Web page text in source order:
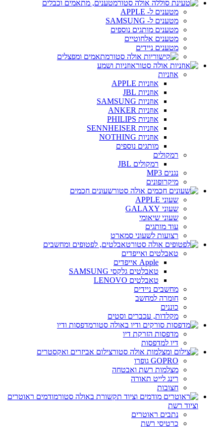
מטענים, מתאמים וכבלים
מטענים ל- APPLE
מטענים ל- SAMSUNG
מטענים מותגים נוספים
מטענים אלחוטיים
מטענים ניידים
מתאמים ומפצלים
אוזניות ושמע
אוזניות
אוזניות APPLE
אוזניות JBL
אוזניות SAMSUNG
אוזניות ANKER
אוזניות PHILIPS
אוזניות SENNHEISER
אוזניות NOTHING
מותגים נוספים
רמקולים
רמקולים JBL
נגנים MP3
מיקרופונים
שעונים חכמים
שעוני APPLE
שעוני GALAXY
שעוני שיאומי
עוד מותגים
רצועות לשעוני סמארט
טאבלטים, לפטופים ומחשבים
טאבלטים ואייפדים
Apple אייפדים
טאבלטים גלקסי SAMSUNG
טאבלטים LENOVO
מחשבים ניידים
חומרה למחשב
כוננים
מקלדות, עכברים וסטים
מדפסות ודיו
מדפסות הזרקת דיו
דיו למדפסות
צילום אביזרים ואקסטרים
GOPRO גופרו
מצלמות רשת ואבטחה
רינג לייט תאורה
חצובות
מודמים ראוטרים
וציוד רשת
נתבים ראוטרים
כרטיסי רשת